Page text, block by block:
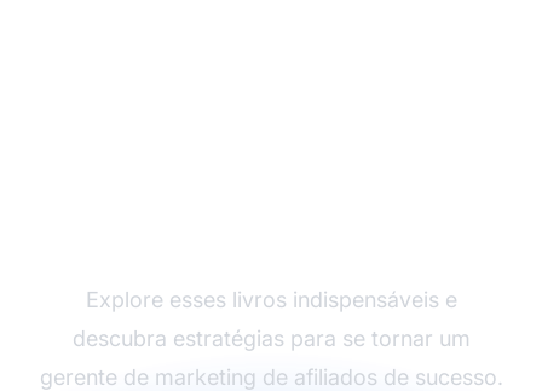
Explore esses livros indispensáveis e
descubra estratégias para se tornar um
gerente de marketing de afiliados de sucesso.